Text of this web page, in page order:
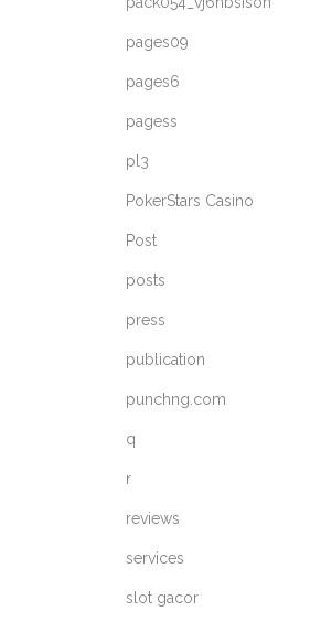
pages09
pages6
pagess
pl3
PokerStars Casino
Post
posts
press
publication
punchng.com
q
r
reviews
services
slot gacor